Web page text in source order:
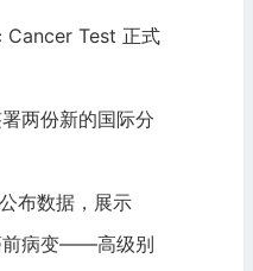
Test 正式
两份新的国际分
布数据，展示
前病变——高级别